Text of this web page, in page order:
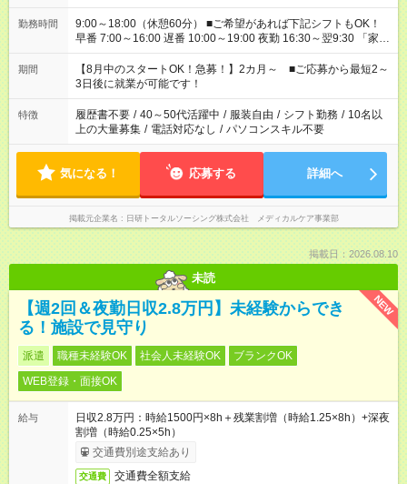
勤務時間
9:00～18:00（休憩60分） ■ご希望があれば下記シフトもOK！
早番 7:00～16:00 遅番 10:00～19:00 夜勤 16:30～翌9:30 「家族
と休みを合わせたい」 「余裕を持って夕飯の準備がしたい」
「できれば残業はしたくない」 など、ご希望を教えてください
ね。 ※Wワーク希望の方へ 今ご覧のお仕事で希望する勤務時間
と、もう1つのお仕事の勤務時間。 合計で週40時間を超える場
合は応募できません。
期間
【8月中のスタートOK！急募！】2カ月～ ■ご応募から最短2～
3日後に就業が可能です！
特徴 履歴書不要 / 40～50代活躍中 / 服装自由 / シフト勤務 / 10名以
上の大量募集 / 電話対応なし / パソコンスキル不要
気になる！ 応募する 詳細へ
掲載元企業名 日研トータルソーシング株式会社 メディカルケア事業部
掲載日：2026.08.10
未読
NEW
【週2回＆夜勤日収2.8万円】未経験からでき
る！施設で見守り
派遣 職種未経験OK 社会人未経験OK
ブランクOK
WEB登録・面接OK
給与
日収2.8万円：時給1500円×8h＋残業割増（時給1.25×8h）+深夜
割増（時給0.25×5h）
交通費別途支給あり
交通費 交通費全額支給